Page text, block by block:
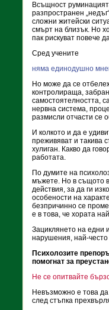
Всъщност
разпространен
сложни житейски
смърт на близък. Но
пак рискуват повече
Сред учените
няма единодушно
Но може да се
контролираща,
самостоятелността,
нервна система,
размисли отчасти се
И колкото и да е
преживяват и такива
хулиган. Какво да
работата.
По думите на
мъжете. Но в същото
действия, за да ги
особености на
безпричинно се
е в това, че хората
Зациклянето на едни
нарушения, най-често
Психолозите
помогнат за
Не се опитвайте
Невъзможно е това
след стъпка